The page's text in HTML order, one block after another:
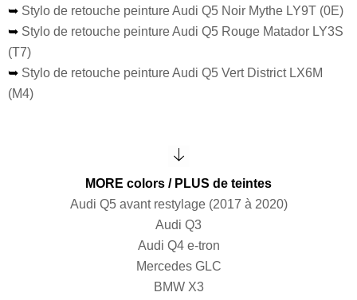
➥ Stylo de retouche peinture Audi Q5 Noir Mythe LY9T (0E)
➥ Stylo de retouche peinture Audi Q5 Rouge Matador LY3S
(T7)
➥ Stylo de retouche peinture Audi Q5 Vert District LX6M
(M4)
MORE colors / PLUS de teintes
Audi Q5 avant restylage (2017 à 2020)
Audi Q3
Audi Q4 e-tron
Mercedes GLC
BMW X3